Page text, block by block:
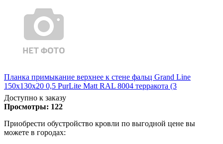
Планка примыкание верхнее к стене фальц Grand Line
150х130х20 0,5 PurLite Matt RAL 8004 терракота (3
Доступно к заказу
Просмотры: 122
Приобрести обустройство кровли по выгодной цене вы
можете в городах: